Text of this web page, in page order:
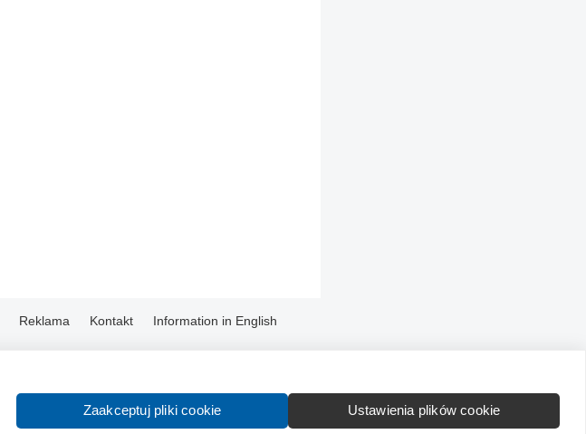
Zaakceptuj pliki cookie Ustawienia plików cookie
Reklama Kontakt Information in English